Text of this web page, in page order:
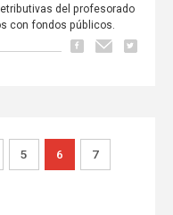
del profesorado
con fondos públicos.
5 6 7